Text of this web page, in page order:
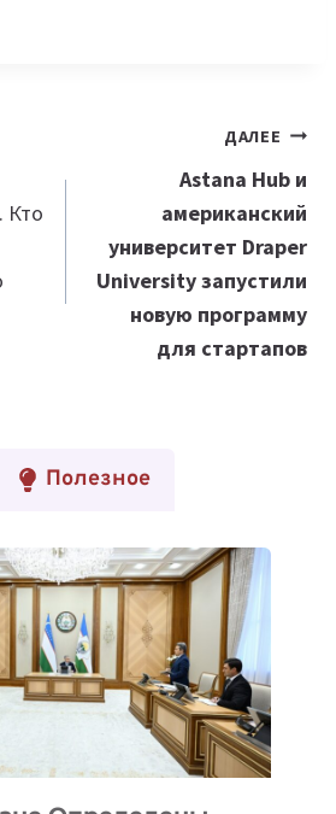
Кто
ДАЛЕЕ
Astana Hub и
американский
университет Draper
University запустили
новую программу
для стартапов
Полезное